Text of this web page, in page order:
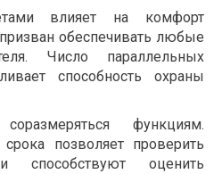
влияет на комфорт
обеспечивать любые
Число параллельных
способность охраны
функциям.
срока позволяет проверить
способствуют оценить